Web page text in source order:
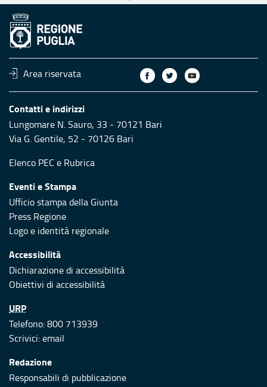
Area riservata
Contatti e indirizzi
Lungomare N. Sauro, 33 - 70121 Bari
Via G. Gentile, 52 - 70126 Bari
Elenco PEC e Rubrica
Eventi e Stampa
Ufficio stampa della Giunta
Press Regione
Logo e identità regionale
Accessibilità
Dichiarazione di accessibilità
Obiettivi di accessibilità
URP
Telefono: 800 713939
Scrivici:email
Redazione
Responsabili di pubblicazione